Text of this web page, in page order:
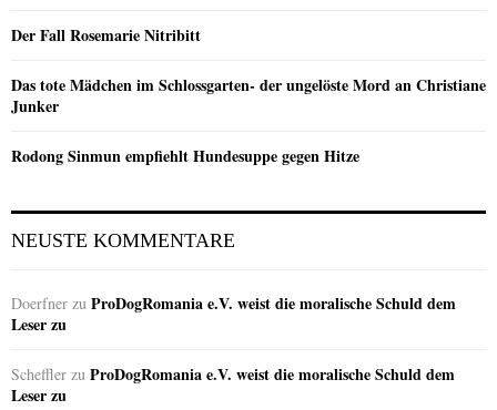
Der Fall Rosemarie Nitribitt
Das tote Mädchen im Schlossgarten- der ungelöste Mord an Christiane
Junker
Rodong Sinmun empfiehlt Hundesuppe gegen Hitze
NEUSTE KOMMENTARE
Doerfner zu ProDogRomania e.V. weist die moralische Schuld dem
Leser zu
Scheffler zu ProDogRomania e.V. weist die moralische Schuld dem
Leser zu